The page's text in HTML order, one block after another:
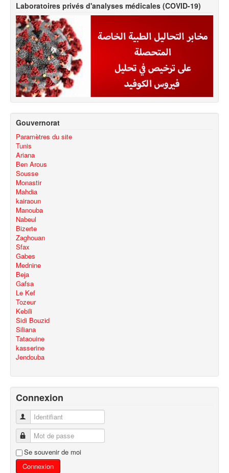
Laboratoires privés d'analyses médicales (COVID-19)
Gouvernorat
Paramètres du site
Tunis
Ariana
Ben Arous
Sousse
Monastir
Mahdia
kairaoun
Manouba
Nabeul
Bizerte
Zaghouan
Sfax
Gabes
Mednine
Beja
Gafsa
Le Kef
Tozeur
Kebili
Sidi Bouzid
Siliana
Tataouine
kasserine
Jendouba
Connexion
Identifiant
Mot de passe
Se souvenir de moi
Connexion